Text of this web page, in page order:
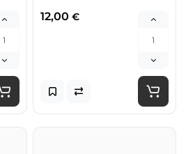
12,00 €